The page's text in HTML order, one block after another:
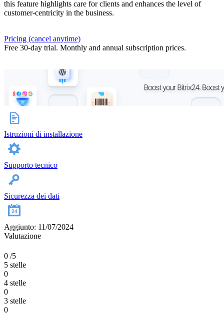
this feature highlights care for clients and enhances the level of
customer-centricity in the business.
Pricing (cancel anytime)
Free 30-day trial. Monthly and annual subscription prices.
Istruzioni di installazione
Supporto tecnico
Sicurezza dei dati
Aggiunto: 11/07/2024
Valutazione
0 /5
5 stelle
0
4 stelle
0
3 stelle
0